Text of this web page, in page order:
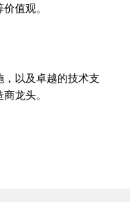
值观。
以及卓越的技术支
龙头。